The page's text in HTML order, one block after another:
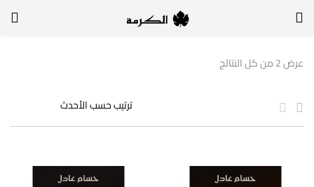
لتسجيل الدخول, أدخل اسم المستخدم وكلمة السر
عرض ⁦2⁩ من كل النتائج